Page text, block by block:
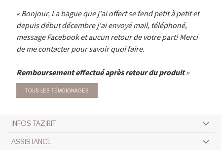
Bonjour, La bague que j'ai offert se fend petit à petit et
depuis début décembre j'ai envoyé mail, téléphoné,
message Facebook et aucun retour de votre part! Merci
de me contacter pour savoir quoi faire.
Remboursement effectué après retour du produit
TOUS LES TÉMOIGNAGES
INFOS TAZIRIT
ASSISTANCE